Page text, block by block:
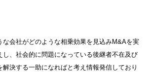
会社がどのような相乗効果を見込みM&Aを実
し、社会的に問題になっている後継者不在及び
決する一助になればと考え情報発信しており